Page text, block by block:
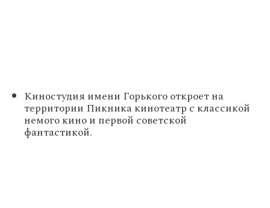
Киностудия имени Горького откроет на
территории Пикника кинотеатр с классикой
немого кино и первой советской
фантастикой.